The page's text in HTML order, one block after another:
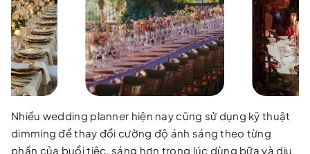
Nhiều wedding planner hiện nay cũng sử dụng kỹ thuật
dimming để thay đổi cường độ ánh sáng theo từng
phần của buổi tiệc, sáng hơn trong lúc dùng bữa và dịu